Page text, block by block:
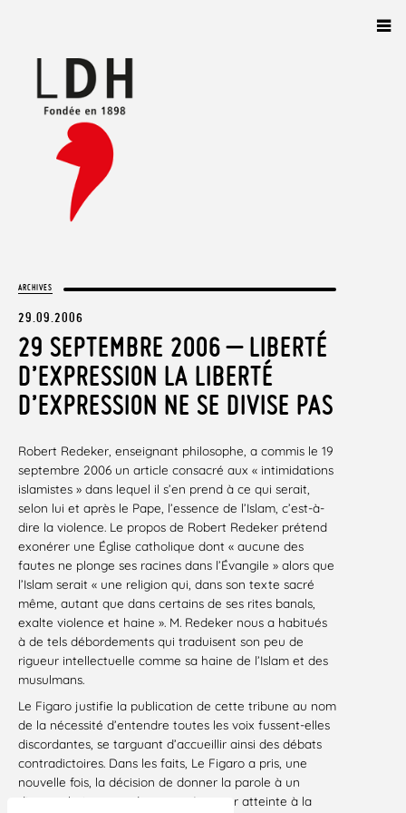
ARCHIVES
29.09.2006
29 SEPTEMBRE 2006 – LIBERTÉ
D’EXPRESSION LA LIBERTÉ
D’EXPRESSION NE SE DIVISE PAS
Robert Redeker, enseignant philosophe, a commis le 19
septembre 2006 un article consacré aux « intimidations
islamistes » dans lequel il s’en prend à ce qui serait,
selon lui et après le Pape, l’essence de l’Islam, c’est-à-
dire la violence. Le propos de Robert Redeker prétend
exonérer une Église catholique dont « aucune des
fautes ne plonge ses racines dans l’Évangile » alors que
l’Islam serait « une religion qui, dans son texte sacré
même, autant que dans certains de ses rites banals,
exalte violence et haine ». M. Redeker nous a habitués
à de tels débordements qui traduisent son peu de
rigueur intellectuelle comme sa haine de l’Islam et des
musulmans.
Le Figaro justifie la publication de cette tribune au nom
de la nécessité d’entendre toutes les voix fussent-elles
discordantes, se targuant d’accueillir ainsi des débats
contradictoires. Dans les faits, Le Figaro a pris, une
nouvelle fois, la décision de donner la parole à un
discours haineux et de nature à porter atteinte à la